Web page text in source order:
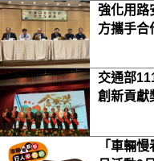
強化用路
方攜手合
交通部
創新貢獻
「車輛